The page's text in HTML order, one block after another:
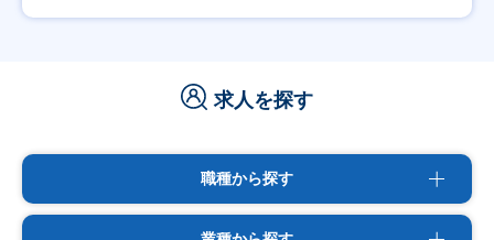
求人を探す
職種から探す